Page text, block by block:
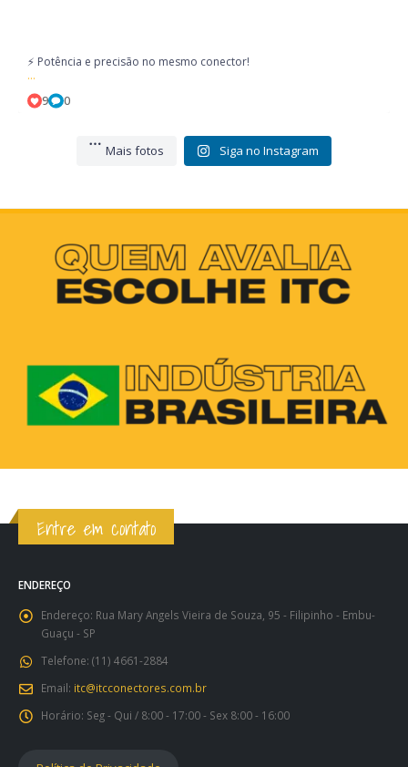
⚡ Potência e precisão no mesmo conector!
...
9
0
Mais fotos Siga no Instagram
Entre em contato
ENDEREÇO
Endereço: Rua Mary Angels Vieira de Souza, 95 - Filipinho - Embu-
Guaçu - SP
Telefone: (11) 4661-2884
Email: itc@itcconectores.com.br
Horário: Seg - Qui / 8:00 - 17:00 - Sex 8:00 - 16:00